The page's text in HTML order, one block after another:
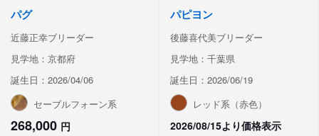
パグ
近藤正幸ブリーダー
見学地：京都府
誕生日：2026/04/06
セーブルフォーン系
268,000 円
パピヨン
後藤喜代美ブリーダー
見学地：千葉県
誕生日：2026/06/19
レッド系（赤色）
2026/08/15より価格表示